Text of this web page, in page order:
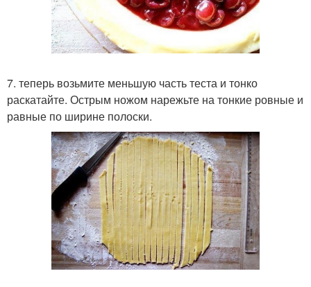
7. теперь возьмите меньшую часть теста и тонко
раскатайте. Острым ножом нарежьте на тонкие ровные и
равные по ширине полоски.